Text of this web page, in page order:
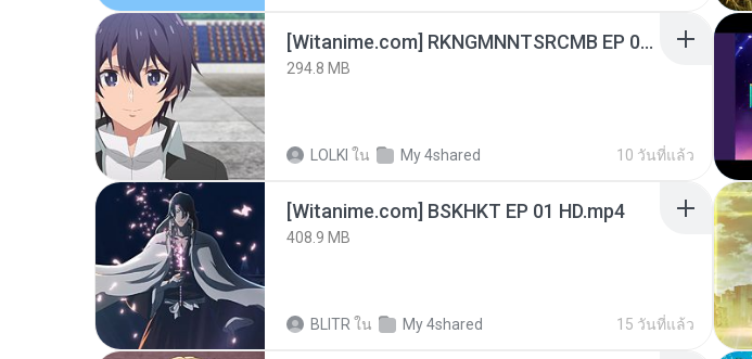
[Witanime.com] RKNGMNNTSRCMB EP 06 HD.mp4
294.8 MB
LOLKI ใน My 4shared 10 วันที่แล้ว
[Witanime.com] BSKHKT EP 01 HD.mp4
408.9 MB
BLITR ใน My 4shared 15 วันที่แล้ว